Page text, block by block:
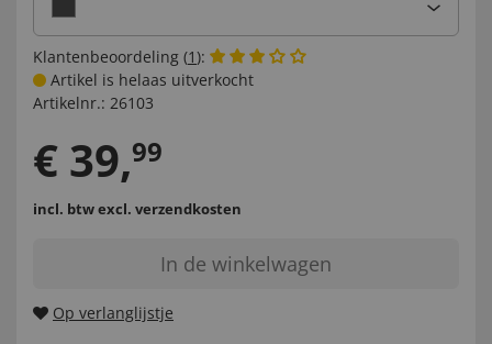
Klantenbeoordeling (1):
Artikel is helaas uitverkocht
Artikelnr.: 26103
€ 39,99
incl. btwexcl. verzendkosten
In de winkelwagen
Op verlanglijstje